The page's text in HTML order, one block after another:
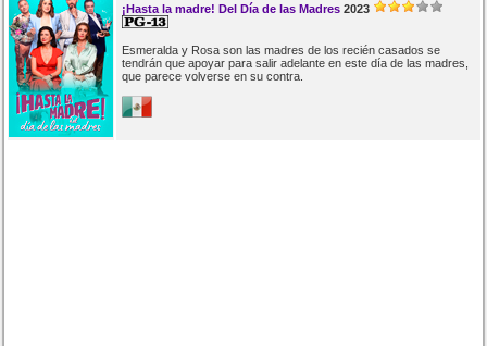
¡Hasta la madre! Del Día de las Madres 2023
Esmeralda y Rosa son las madres de los recién casados se
tendrán que apoyar para salir adelante en este día de las madres,
que parece volverse en su contra.